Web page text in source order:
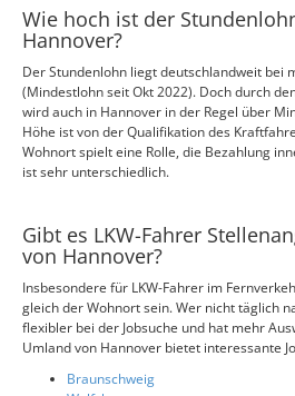
Wie hoch ist der
Hannover?
Der Stundenlohn liegt deutschlandweit bei
(Mindestlohn seit Okt 2022). Doch durch
wird auch in Hannover in der Regel über
Höhe ist von der Qualifikation des
Wohnort spielt eine Rolle, die Bezahlung
ist sehr unterschiedlich.
Gibt es LKW-Fahrer
von Hannover?
Insbesondere für LKW-Fahrer im
gleich der Wohnort sein. Wer nicht täglich
flexibler bei der Jobsuche und hat mehr
Umland von Hannover bietet interessante
Braunschweig